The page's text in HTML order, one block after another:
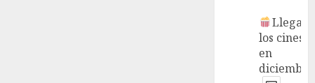
Llega a
los cines
en